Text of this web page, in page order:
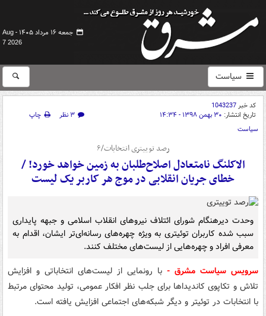
جمعه ۱۶ مرداد ۱۴۰۵ -
Aug
7 2026
سیاست
کد خبر1043237
تاریخ انتشار: ۳۰ بهمن ۱۳۹۸ - ۱۴:۳۴ ۳ نظر
چاپ
سیاست
رصد توییتری انتخابات/۶
الاکلنگ نامتعادل اصلاح‌طلبان به زمین خواهد خورد! /
خطای جریان انقلابی در موج هر کاربر یک لیست
وحدت دیرهنگام شورای ائتلاف نیروهای انقلاب اسلامی و جبهه پایداری
سبب شده کاربران توئیتری به ویژه چهره‌های رسانه‌ای‌تر ایشان، اقدام به
معرفی افراد و چهره‌هایی از لیست‌های مختلف کنند.
سرویس سیاست مشرق - با رونمایی از لیست‌های انتخاباتی و افزایش
تلاش و تکاپوی کاندیداها برای جلب نظر افکار عمومی، تولید محتوای مرتبط
با انتخابات در توئیتر و دیگر شبکه‌های اجتماعی افزایش یافته است.